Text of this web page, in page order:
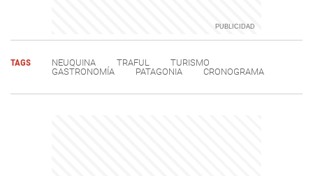
TAGS NEUQUINA TRAFUL
TURISMO
GASTRONOMÍA
PATAGONIA CRONOGRAMA